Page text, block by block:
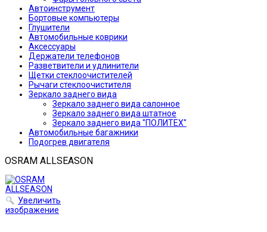
Автоинструмент
Бортовые компьютеры
Глушители
Автомобильные коврики
Аксессуары
Держатели телефонов
Разветвители и удлинители
Щетки стеклоочистителей
Рычаги стеклоочистителя
Зеркало заднего вида
Зеркало заднего вида салонное
Зеркало заднего вида штатное
Зеркало заднего вида "ПОЛИТЕХ"
Автомобильные багажники
Подогрев двигателя
OSRAM ALLSEASON
Увеличить
изображение